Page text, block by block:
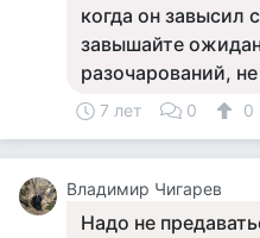
когда он завысил
завышайте
разочарований,
7 лет 0 0
Владимир Чигарев
Надо не